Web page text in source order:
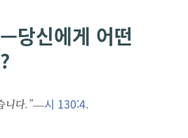
당신에게 어떤
니다.”—시 130:4.